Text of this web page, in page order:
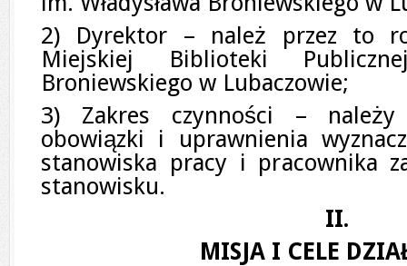
2) Dyrektor – należ przez to
Miejskiej Biblioteki
Broniewskiego w Lubaczowie;
3) Zakres czynności –
obowiązki i uprawnienia
stanowiska pracy i pracownika
stanowisku.
II.
MISJA I CELE